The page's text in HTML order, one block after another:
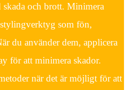
och brott. Minimera
som fön,
du använder dem, applicera
för att minimera skador.
när det är möjligt för att